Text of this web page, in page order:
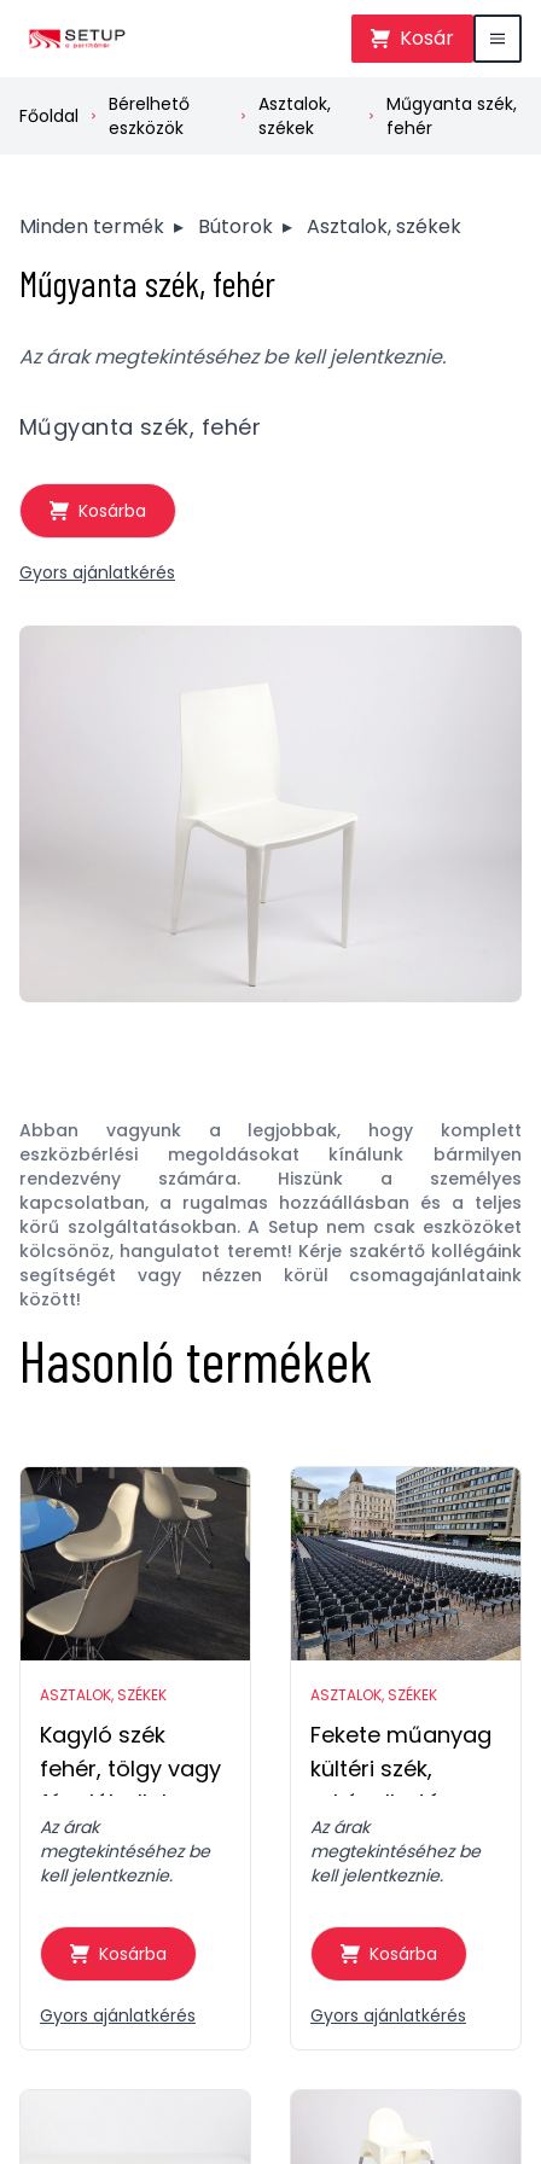
Kosár
Főoldal
Bérelhető
eszközök
Asztalok,
székek
Műgyanta szék,
fehér
Minden termék ▸ Bútorok ▸ Asztalok, székek
Műgyanta szék, fehér
Az árak megtekintéséhez be kell jelentkeznie.
Műgyanta szék, fehér
Kosárba
Gyors ajánlatkérés
Abban vagyunk a legjobbak, hogy komplett
eszközbérlési megoldásokat kínálunk bármilyen
rendezvény számára. Hiszünk a személyes
kapcsolatban, a rugalmas hozzáállásban és a teljes
körű szolgáltatásokban. A Setup nem csak eszközöket
kölcsönöz, hangulatot teremt! Kérje szakértő kollégáink
segítségét vagy nézzen körül csomagajánlataink
között!
Hasonló termékek
ASZTALOK, SZÉKEK
Kagyló szék
fehér, tölgy vagy
fém láballal
Az árak
megtekintéséhez be
kell jelentkeznie.
Kosárba
Gyors ajánlatkérés
ASZTALOK, SZÉKEK
Fekete műanyag
kültéri szék,
rakásolható
Az árak
megtekintéséhez be
kell jelentkeznie.
Kosárba
Gyors ajánlatkérés